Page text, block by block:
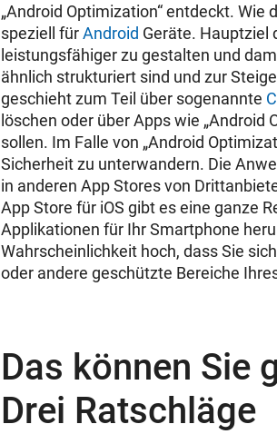
„Android Optimization“ entdeckt.
speziell fürAndroid Geräte. Hauptziel
leistungsfähiger zu gestalten und
ähnlich strukturiert sind und zur
geschieht zum Teil über sogenannte
löschen oder über Apps wie „Android
sollen. Im Falle von „Android
Sicherheit zu unterwandern. Die
in anderen App Stores von
App Store für iOS gibt es eine ganze
Applikationen für Ihr Smartphone
Wahrscheinlichkeit hoch, dass Sie
oder andere geschützte Bereiche
Das können Sie
Drei Ratschläge